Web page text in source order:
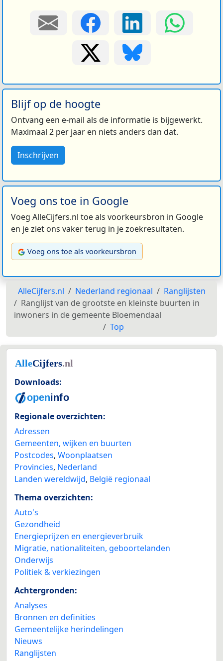
Blijf op de hoogte
Ontvang een e-mail als de informatie is bijgewerkt.
Maximaal 2 per jaar en niets anders dan dat.
Inschrijven
Voeg ons toe in Google
Voeg AlleCijfers.nl toe als voorkeursbron in Google
en je ziet ons vaker terug in je zoekresultaten.
Voeg ons toe als voorkeursbron
AlleCijfers.nl Nederland regionaal
Ranglijsten
Ranglijst van de grootste en kleinste buurten in
inwoners in de gemeente Bloemendaal
Top
Downloads:
Regionale overzichten:
Adressen
Gemeenten, wijken en buurten
Postcodes, Woonplaatsen
Provincies, Nederland
Landen wereldwijd, België regionaal
Thema overzichten:
Auto's
Gezondheid
Energieprijzen en energieverbruik
Migratie, nationaliteiten, geboortelanden
Onderwijs
Politiek & verkiezingen
Achtergronden:
Analyses
Bronnen en definities
Gemeentelijke herindelingen
Nieuws
Ranglijsten